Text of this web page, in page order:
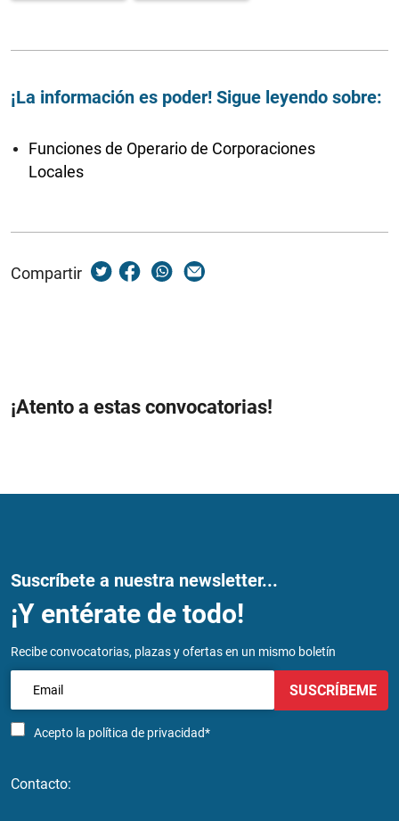
¡La información es poder! Sigue leyendo sobre:
Funciones de Operario de Corporaciones
Locales
Compartir
¡Atento a estas convocatorias!
Suscríbete a nuestra newsletter...
¡Y entérate de todo!
Recibe convocatorias, plazas y ofertas en un mismo boletín
Acepto la política de privacidad*
SUSCRÍBEME
Contacto: